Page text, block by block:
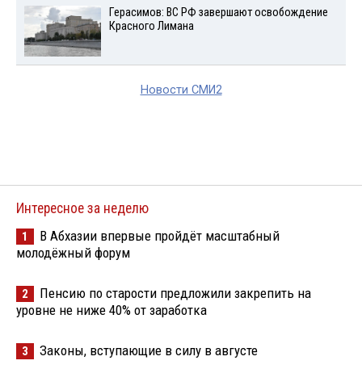
Герасимов: ВС РФ завершают освобождение
Красного Лимана
Новости СМИ2
Интересное за неделю
1
В Абхазии впервые пройдёт масштабный
молодёжный форум
2
Пенсию по старости предложили закрепить на
уровне не ниже 40% от заработка
3 Законы, вступающие в силу в августе